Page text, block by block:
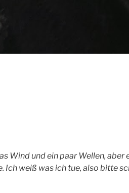
Wind und ein paar Wellen, aber
Ich weiß was ich tue, also bitte